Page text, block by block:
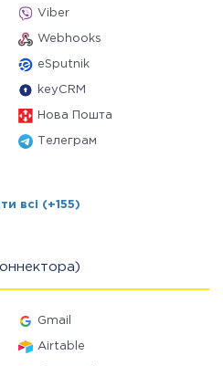
Viber
Webhooks
eSputnik
keyCRM
Нова Пошта
Телеграм
всі (+155)
Gmail
Airtable